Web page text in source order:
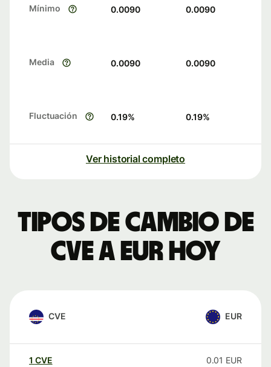
Mínimo 0.0090 0.0090
Media 0.0090 0.0090
Fluctuación 0.19% 0.19%
Ver historial completo
Tipos de cambio de
CVE a EUR hoy
CVE EUR
1 CVE 0.01 EUR